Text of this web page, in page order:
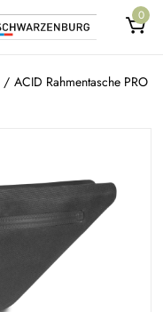
0
/ ACID Rahmentasche PRO